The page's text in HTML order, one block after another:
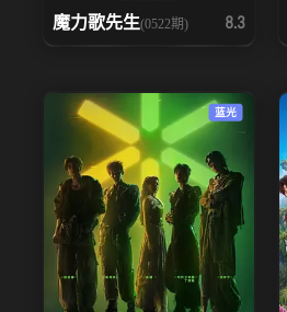
魔力歌先生(0522期) 8.3
蓝光